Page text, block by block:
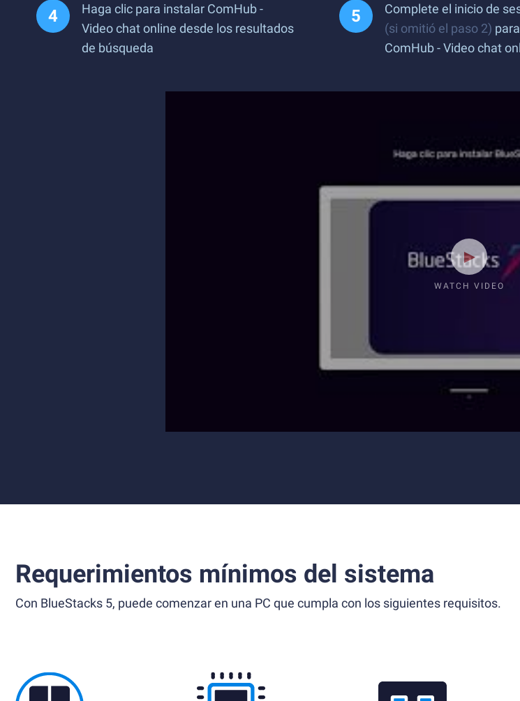
Haga clic para instalar ComHub -
Video chat online desde los resultados
de búsqueda
Complete el inicio de
(si omitió el paso 2)
ComHub - Video chat
WATCH VIDEO
Requerimientos mínimos del sistema
Con BlueStacks 5, puede comenzar en una PC que cumpla con los siguientes requisitos.